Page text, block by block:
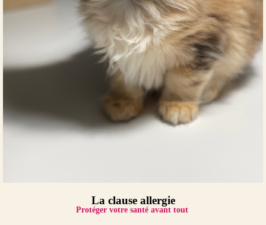
La clause allergie
Protéger votre santé avant tout